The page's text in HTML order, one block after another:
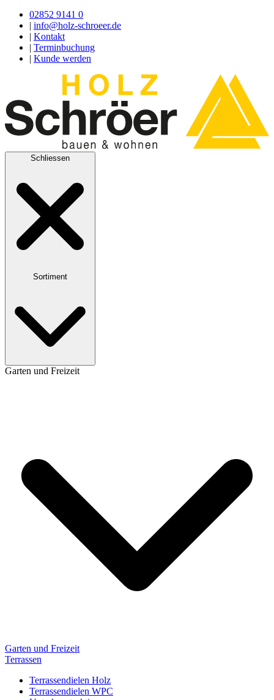
02852 9141 0
info@holz-schroeer.de
Kontakt
Terminbuchung
Kunde werden
Schliessen
Sortiment
Garten und Freizeit
Garten und Freizeit
Terrassen
Terrassendielen Holz
Terrassendielen WPC